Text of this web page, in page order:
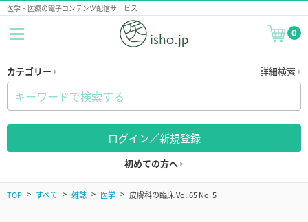
医学・医療の電子コンテンツ配信サービス
0
カテゴリー 詳細検索
ログイン／新規登録
初めての方へ
TOP すべて 雑誌 医学 皮膚科の臨床 Vol.65 No. 5